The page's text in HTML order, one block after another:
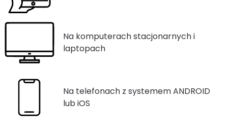
Na komputerach stacjonarnych i
laptopach
Na telefonach z systemem ANDROID
lub iOS